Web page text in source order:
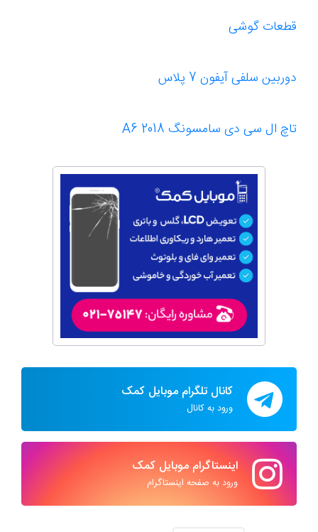
قطعات گوشی
دوربین سلفی آیفون 7 پلاس
تاچ ال سی دی سامسونگ A6 2018
کانال تلگرام موبایل کمک
ورود به کانال
اینستاگرام موبایل کمک
ورود به صفحه اینستاگرام